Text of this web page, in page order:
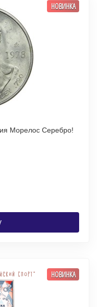
НОВИНКА
Мексика 100 песо 1978 Хосе Мария Морелос Серебро!
НОВИНКА